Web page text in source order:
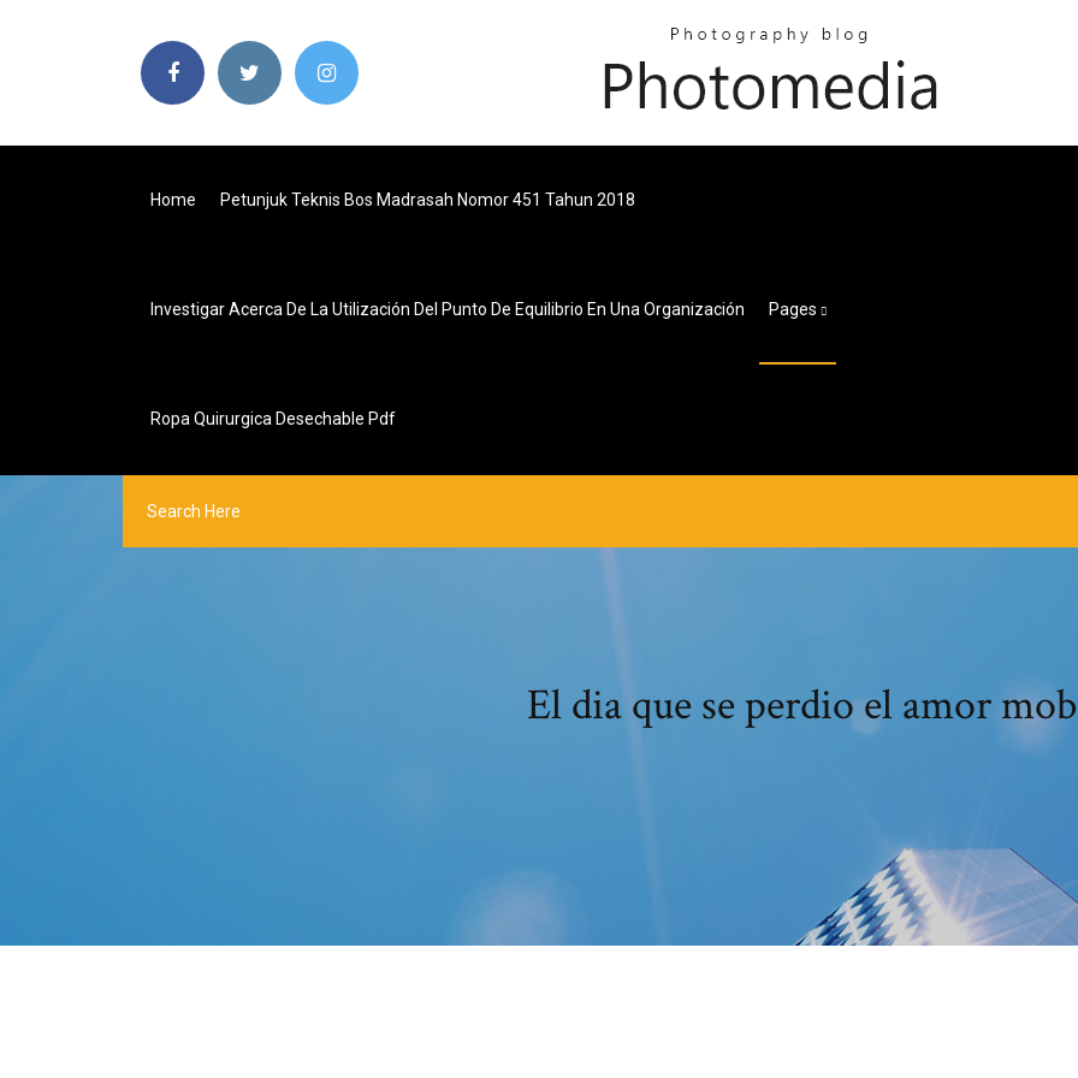
Home Petunjuk Teknis Bos Madrasah Nomor 451 Tahun 2018
Investigar Acerca De La Utilización Del Punto De Equilibrio En Una Organización Pages
Ropa Quirurgica Desechable Pdf
El dia que se perdio el amor